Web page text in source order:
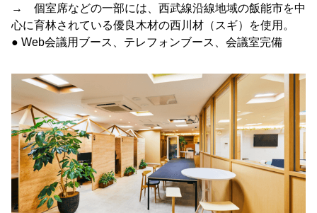
→ 個室席などの一部には、西武線沿線地域の飯能市を中
心に育林されている優良木材の西川材（スギ）を使用。
● Web会議用ブース、テレフォンブース、会議室完備